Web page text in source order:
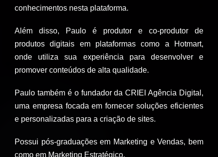
conhecimentos nesta plataforma.
Além disso, Paulo é produtor e co-produtor de
produtos digitais em plataformas como a Hotmart,
onde utiliza sua experiência para desenvolver e
promover conteúdos de alta qualidade.
Paulo também é o fundador da CRIEI Agência Digital,
uma empresa focada em fornecer soluções eficientes
e personalizadas para a criação de sites.
Possui pós-graduações em Marketing e Vendas, bem
como em Marketing Estratégico.